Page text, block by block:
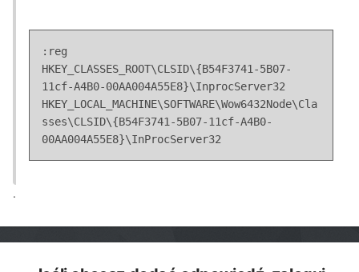
:reg
HKEY_CLASSES_ROOT\CLSID\{B54F3741-5B07-
11cf-A4B0-00AA004A55E8}\InprocServer32
HKEY_LOCAL_MACHINE\SOFTWARE\Wow6432Node\Cla
sses\CLSID\{B54F3741-5B07-11cf-A4B0-
00AA004A55E8}\InProcServer32
.